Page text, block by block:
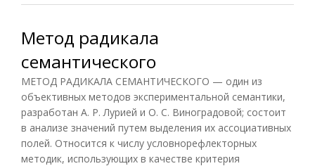
Метод радикала
семантического
МЕТОД РАДИКАЛА СЕМАНТИЧЕСКОГО — один из
объективных методов экспериментальной семантики,
разработан А. Р. Лурией и О. С. Виноградовой; состоит
в анализе значений путем выделения их ассоциативных
полей. Относится к числу условнорефлекторных
методик, использующих в качестве критерия